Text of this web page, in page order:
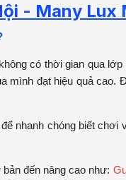
- Many Lux
có thời gian qua
mình đạt hiệu quả cao.
nhanh chóng biết
đến nâng cao như: